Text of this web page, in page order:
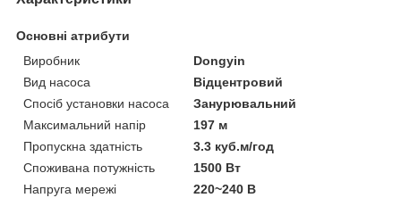
Основні атрибути
Виробник
Dongyin
Вид насоса
Відцентровий
Спосіб установки насоса
Занурювальний
Максимальний напір
197 м
Пропускна здатність
3.3 куб.м/год
Споживана потужність
1500 Вт
Напруга мережі
220~240 В